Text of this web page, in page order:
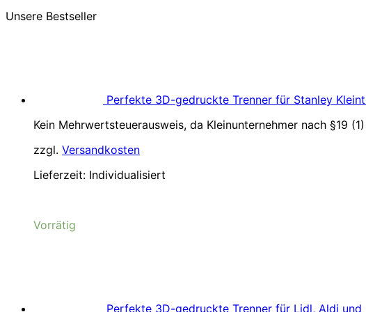
Unsere Bestseller
Perfekte 3D-gedruckte Trenner für Stanley
Kein Mehrwertsteuerausweis, da Kleinunternehmer nach §19
zzgl. Versandkosten
Lieferzeit: Individualisiert
Vorrätig
Perfekte 3D-gedruckte Trenner für Lidl, Aldi